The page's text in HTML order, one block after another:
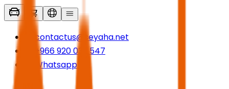
contactus@seyaha.net
+966 920 032 547
Whatsapp